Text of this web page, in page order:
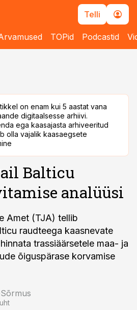
Telli
TOPid Podcastid
on enam kui 5 aastat vana
digitaalsesse arhiivi.
ega kaasajasta arhiveeritud
olla vajalik kaasaegsete
Balticu
analüüsi
Amet (TJA) tellib
raudteega kaasnevate
trassiäärsetele maa- ja
õiguspärase korvamise